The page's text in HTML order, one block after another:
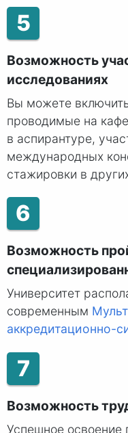
5
Возможность
исследованиях
Вы можете
проводимые на
в аспирантуре,
международных
стажировки в
6
Возможность
Университет
современным
аккредитационно-
7
Возможность
Успешное